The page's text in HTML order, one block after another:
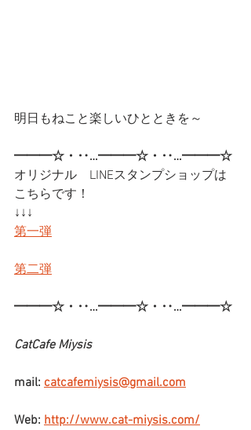
明日もねこと楽しいひとときを～
━━━☆・‥…━━━☆・‥…━━━☆
オリジナル　LINEスタンプショップは
こちらです！
↓↓↓
第一弾
第二弾
━━━☆・‥…━━━☆・‥…━━━☆
CatCafe Miysis
mail: catcafemiysis@gmail.com
Web: http://www.cat-miysis.com/